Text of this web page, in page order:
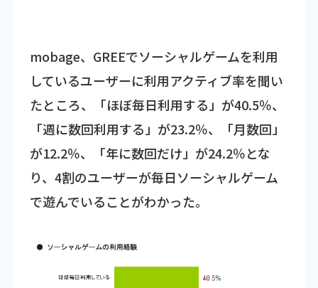
mobage、GREEでソーシャルゲームを利用
しているユーザーに利用アクティブ率を聞い
たところ、「ほぼ毎日利用する」が40.5％、
「週に数回利用する」が23.2％、「月数回」
が12.2％、「年に数回だけ」が24.2％とな
り、4割のユーザーが毎日ソーシャルゲーム
で遊んでいることがわかった。